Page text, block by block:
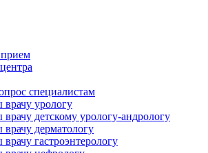
прием
специалистам
урологу
детскому урологу-андрологу
дерматологу
гастроэнтерологу